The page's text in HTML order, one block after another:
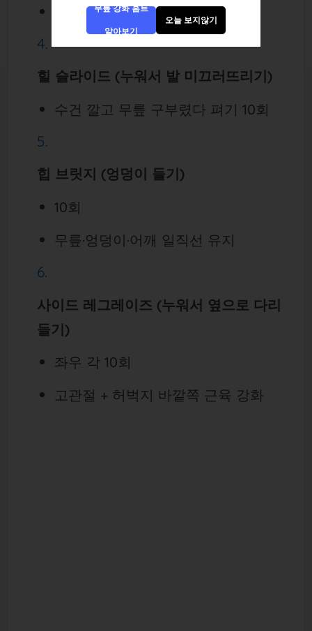
발끝 당기며 무릎 위 근육 자극
힐 슬라이드 (누워서 발 미끄러뜨리기)
수건 깔고 무릎 구부렸다 펴기 10회
힙 브릿지 (엉덩이 들기)
10회
무릎·엉덩이·어깨 일직선 유지
사이드 레그레이즈 (누워서 옆으로 다리
들기)
좌우 각 10회
고관절 + 허벅지 바깥쪽 근육 강화
무릎 강화 홈트
알아보기
오늘 보지않기